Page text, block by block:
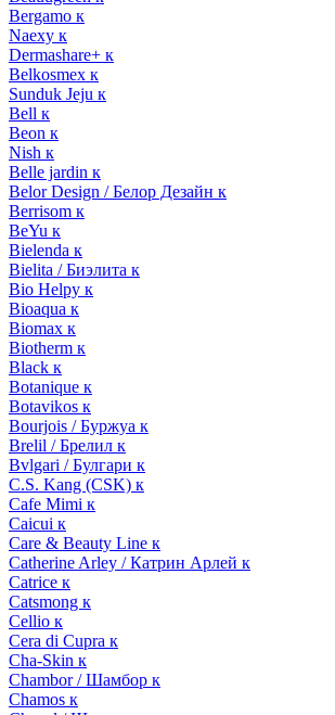
Bergamo к
Naexy к
Dermashare+ к
Belkosmex к
Sunduk Jeju к
Bell к
Beon к
Nish к
Belle jardin к
Belor Design / Белор Дезайн к
Berrisom к
BeYu к
Bielenda к
Bielita / Биэлита к
Bio Helpy к
Bioaqua к
Biomax к
Biotherm к
Black к
Botanique к
Botavikos к
Bourjois / Буржуа к
Brelil / Брелил к
Bvlgari / Булгари к
C.S. Kang (CSK) к
Cafe Mimi к
Caicui к
Care & Beauty Line к
Catherine Arley / Катрин Арлей к
Catrice к
Catsmong к
Cellio к
Cera di Cupra к
Cha-Skin к
Chambor / Шамбор к
Chamos к